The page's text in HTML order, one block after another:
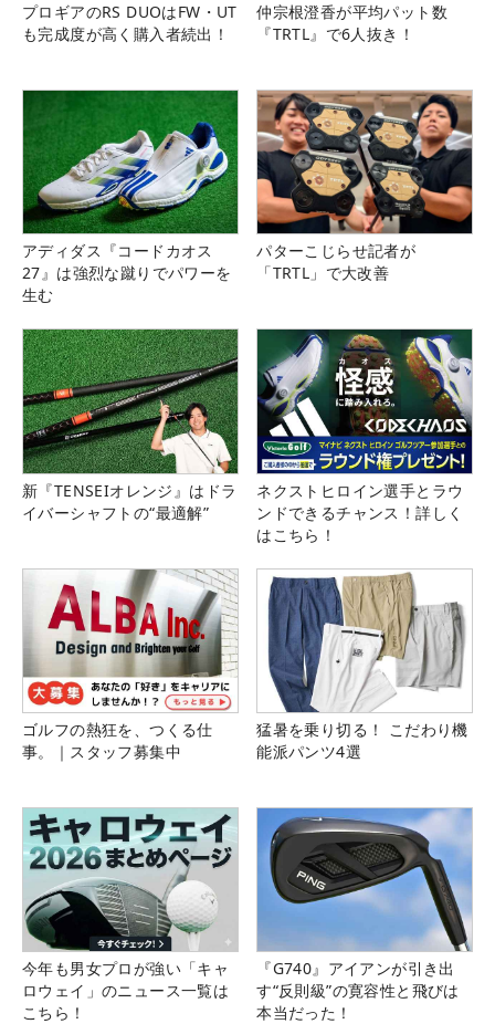
プロギアのRS DUOはFW・UT
も完成度が高く購入者続出！
仲宗根澄香が平均パット数
『TRTL』で6人抜き！
アディダス『コードカオス
27』は強烈な蹴りでパワーを
生む
パターこじらせ記者が
「TRTL」で大改善
新『TENSEIオレンジ』はドラ
イバーシャフトの“最適解”
ネクストヒロイン選手とラウ
ンドできるチャンス！詳しく
はこちら！
ゴルフの熱狂を、つくる仕
事。｜スタッフ募集中
猛暑を乗り切る！ こだわり機
能派パンツ4選
今年も男女プロが強い「キャ
ロウェイ」のニュース一覧は
こちら！
『G740』アイアンが引き出
す“反則級”の寛容性と飛びは
本当だった！